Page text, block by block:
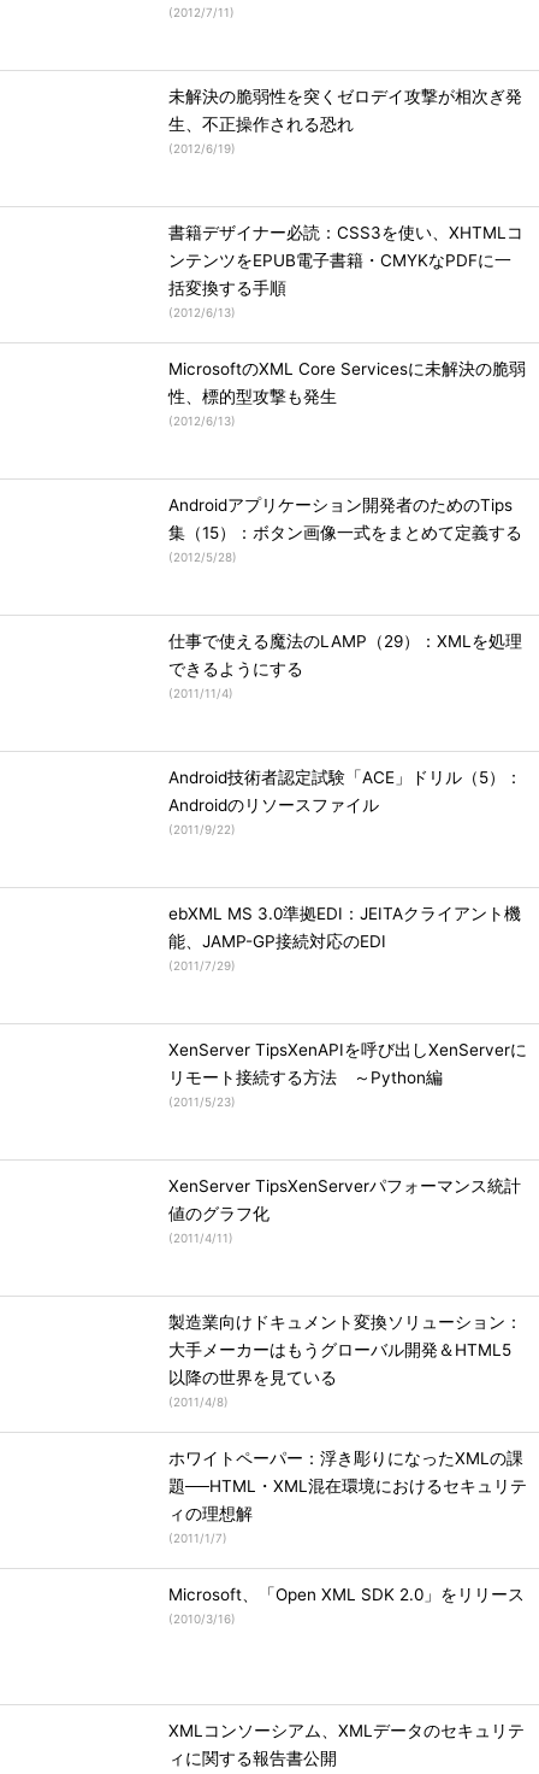
(2012/7/11)
未解決の脆弱性を突くゼロデイ攻撃が相次ぎ発
生、不正操作される恐れ
(2012/6/19)
書籍デザイナー必読：CSS3を使い、XHTMLコ
ンテンツをEPUB電子書籍・CMYKなPDFに一
括変換する手順
(2012/6/13)
MicrosoftのXML Core Servicesに未解決の脆弱
性、標的型攻撃も発生
(2012/6/13)
Androidアプリケーション開発者のためのTips
集（15）：ボタン画像一式をまとめて定義する
(2012/5/28)
仕事で使える魔法のLAMP（29）：XMLを処理
できるようにする
(2011/11/4)
Android技術者認定試験「ACE」ドリル（5）：
Androidのリソースファイル
(2011/9/22)
ebXML MS 3.0準拠EDI：JEITAクライアント機
能、JAMP-GP接続対応のEDI
(2011/7/29)
XenServer TipsXenAPIを呼び出しXenServerに
リモート接続する方法 ～Python編
(2011/5/23)
XenServer TipsXenServerパフォーマンス統計
値のグラフ化
(2011/4/11)
製造業向けドキュメント変換ソリューション：
大手メーカーはもうグローバル開発＆HTML5
以降の世界を見ている
(2011/4/8)
ホワイトペーパー：浮き彫りになったXMLの課
題──HTML・XML混在環境におけるセキュリテ
ィの理想解
(2011/1/7)
Microsoft、「Open XML SDK 2.0」をリリース
(2010/3/16)
XMLコンソーシアム、XMLデータのセキュリテ
ィに関する報告書公開